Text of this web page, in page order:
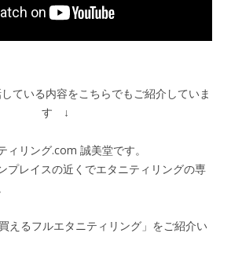
ている内容をこちらでもご紹介していま
す ↓
ィリング.com 誠美堂です。
プレイスの近くでエタニティリングの専
えるフルエタニティリング」をご紹介い